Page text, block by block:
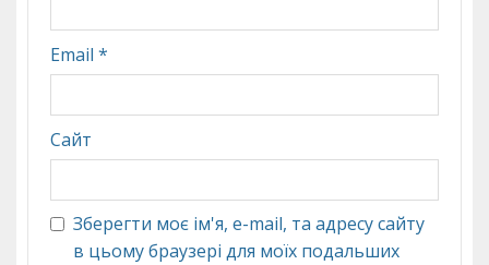
Email *
Сайт
Зберегти моє ім'я, e-mail, та адресу сайту
в цьому браузері для моїх подальших